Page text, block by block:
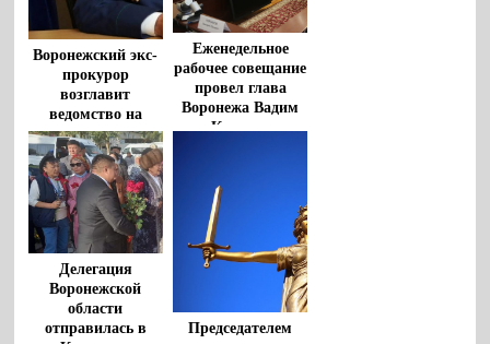
Воронежский экс-
прокурор
возглавит
ведомство на
Ставрополье
Еженедельное
рабочее совещание
провел глава
Воронежа Вадим
Кстенин
Делегация
Воронежской
области
отправилась в
Председателем